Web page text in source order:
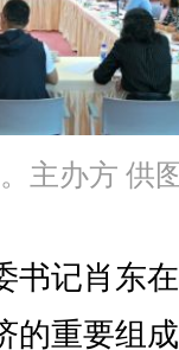
主办方 供
记肖东在
的重要组